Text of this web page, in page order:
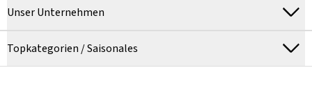
Unser Unternehmen
Topkategorien / Saisonales